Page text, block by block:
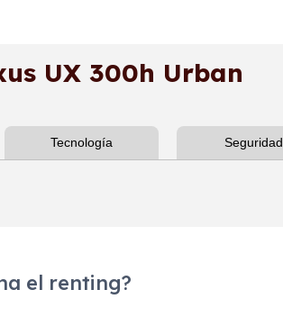
UX 300h Urban
Tecnología Seguridad
el renting?